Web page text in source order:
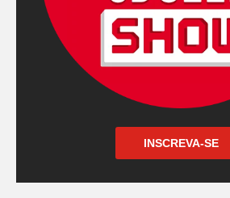
INSCREVA-SE